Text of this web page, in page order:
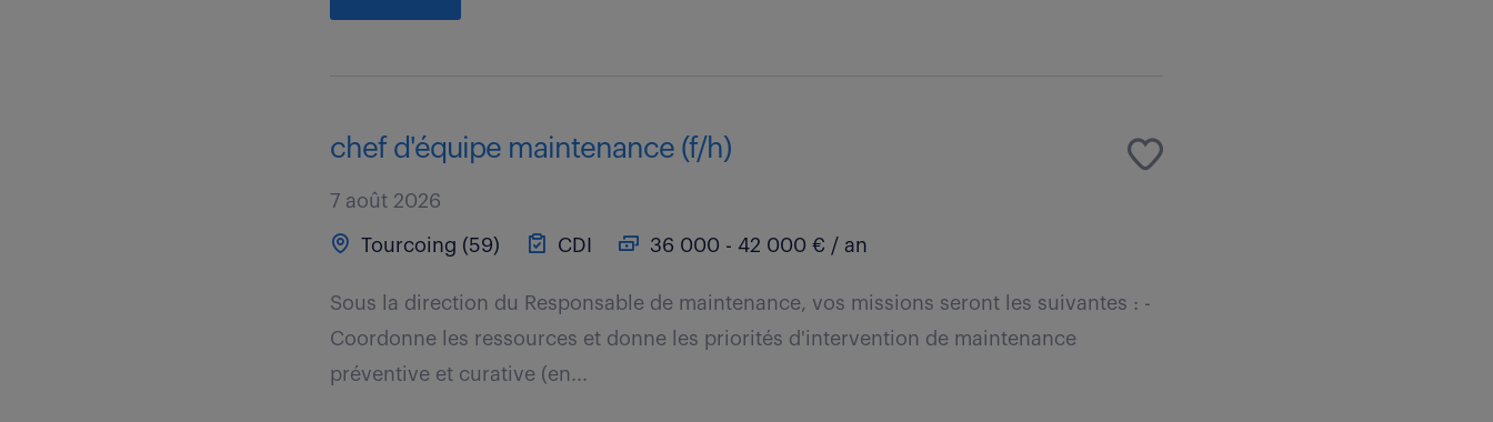
chef d'équipe maintenance (f/h)
7 août 2026
Tourcoing (59) CDI 36 000 - 42 000 € / an
Sous la direction du Responsable de maintenance, vos missions seront les suivantes : -
Coordonne les ressources et donne les priorités d'intervention de maintenance
préventive et curative (en...